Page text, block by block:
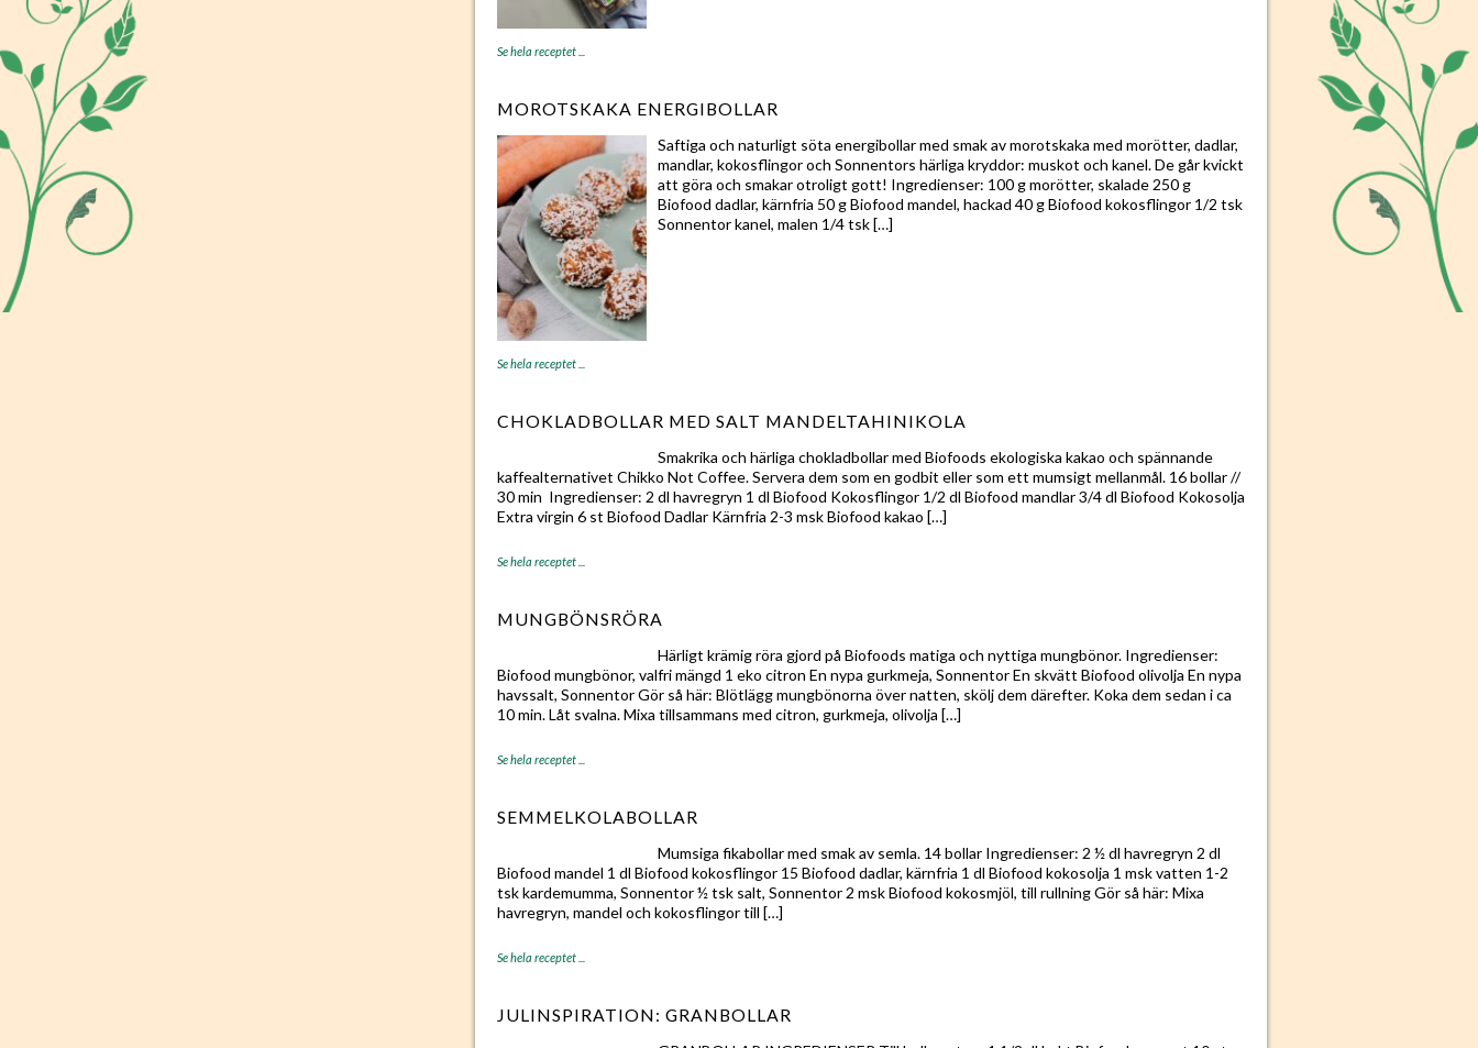
Se hela receptet ...
MOROTSKAKA ENERGIBOLLAR
Saftiga och naturligt söta energibollar med smak av morotskaka med morötter, dadlar,
mandlar, kokosflingor och Sonnentors härliga kryddor: muskot och kanel. De går kvickt
att göra och smakar otroligt gott! Ingredienser: 100 g morötter, skalade 250 g
Biofood dadlar, kärnfria 50 g Biofood mandel, hackad 40 g Biofood kokosflingor 1/2 tsk
Sonnentor kanel, malen 1/4 tsk […]
Se hela receptet ...
CHOKLADBOLLAR MED SALT MANDELTAHINIKOLA
Smakrika och härliga chokladbollar med Biofoods ekologiska kakao och spännande
kaffealternativet Chikko Not Coffee. Servera dem som en godbit eller som ett mumsigt mellanmål. 16 bollar //
30 min Ingredienser: 2 dl havregryn 1 dl Biofood Kokosflingor 1/2 dl Biofood mandlar 3/4 dl Biofood Kokosolja
Extra virgin 6 st Biofood Dadlar Kärnfria 2-3 msk Biofood kakao […]
Se hela receptet ...
MUNGBÖNSRÖRA
Härligt krämig röra gjord på Biofoods matiga och nyttiga mungbönor. Ingredienser:
Biofood mungbönor, valfri mängd 1 eko citron En nypa gurkmeja, Sonnentor En skvätt Biofood olivolja En nypa
havssalt, Sonnentor Gör så här: Blötlägg mungbönorna över natten, skölj dem därefter. Koka dem sedan i ca
10 min. Låt svalna. Mixa tillsammans med citron, gurkmeja, olivolja […]
Se hela receptet ...
SEMMELKOLABOLLAR
Mumsiga fikabollar med smak av semla. 14 bollar Ingredienser: 2 ½ dl havregryn 2 dl
Biofood mandel 1 dl Biofood kokosflingor 15 Biofood dadlar, kärnfria 1 dl Biofood kokosolja 1 msk vatten 1-2
tsk kardemumma, Sonnentor ½ tsk salt, Sonnentor 2 msk Biofood kokosmjöl, till rullning Gör så här: Mixa
havregryn, mandel och kokosflingor till […]
Se hela receptet ...
JULINSPIRATION: GRANBOLLAR